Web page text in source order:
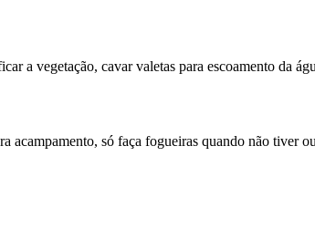
a vegetação, cavar valetas para escoamento da
só faça fogueiras quando não tiver